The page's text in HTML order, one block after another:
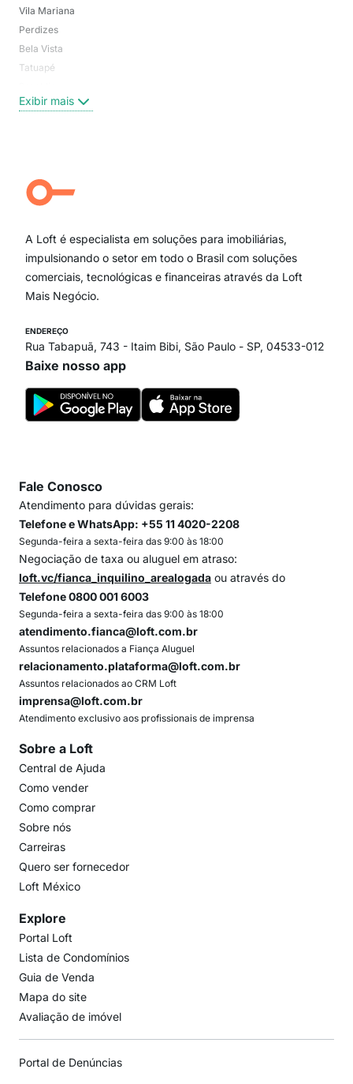
Vila Mariana
Perdizes
Bela Vista
Tatuapé
Centro
Campo Belo
Ipiranga
Paraíso
Itaim Bibi
Exibir mais
A Loft é especialista em soluções para imobiliárias,
impulsionando o setor em todo o Brasil com soluções
comerciais, tecnológicas e financeiras através da Loft
Mais Negócio.
ENDEREÇO
Rua Tabapuã, 743 - Itaim Bibi, São Paulo - SP, 04533-012
Baixe nosso app
Fale Conosco
Atendimento para dúvidas gerais:
Telefone e WhatsApp: +55 11 4020-2208
Segunda-feira a sexta-feira das 9:00 às 18:00
Negociação de taxa ou aluguel em atraso:
loft.vc/fianca_inquilino_arealogada ou através do
Telefone 0800 001 6003
Segunda-feira a sexta-feira das 9:00 às 18:00
atendimento.fianca@loft.com.br
Assuntos relacionados a Fiança Aluguel
relacionamento.plataforma@loft.com.br
Assuntos relacionados ao CRM Loft
imprensa@loft.com.br
Atendimento exclusivo aos profissionais de imprensa
Sobre a Loft
Central de Ajuda
Como vender
Como comprar
Sobre nós
Carreiras
Quero ser fornecedor
Loft México
Explore
Portal Loft
Lista de Condomínios
Guia de Venda
Mapa do site
Avaliação de imóvel
Portal de Denúncias